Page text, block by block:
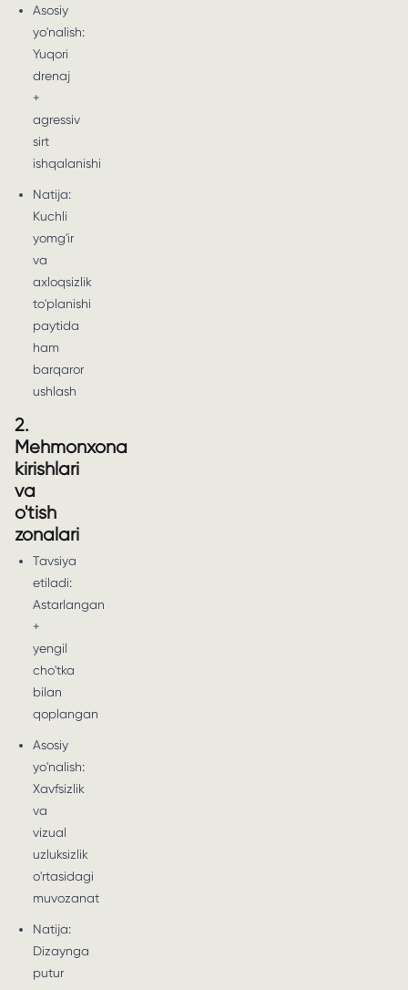
Asosiy
yo'nalish:
Yuqori
drenaj
+
agressiv
sirt
ishqalanishi
Natija:
Kuchli
yomg'ir
va
axloqsizlik
to'planishi
paytida
ham
barqaror
ushlash
2.
Mehmonxona
kirishlari
va
o'tish
zonalari
Tavsiya
etiladi:
Astarlangan
+
yengil
cho'tka
bilan
qoplangan
Asosiy
yo'nalish:
Xavfsizlik
va
vizual
uzluksizlik
o'rtasidagi
muvozanat
Natija:
Dizaynga
putur